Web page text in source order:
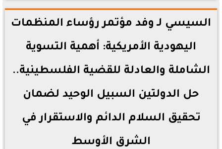
2026-06-02 14:10:12
السيسي لـ وفد مؤتمر رؤساء المنظمات
اليهودية الأمريكية: أهمية التسوية
الشاملة والعادلة للقضية الفلسطينية..
حل الدولتين السبيل الوحيد لضمان
تحقيق السلام الدائم والاستقرار في
الشرق الأوسط